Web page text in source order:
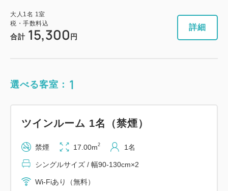
大人 1 名 1 室
税・手数料込
合計 15,300円
詳細
選べる客室： 1
ツインルーム 1名（禁煙）
禁煙 17.00m2 1名
シングルサイズ / 幅90-130cm×2
Wi-Fiあり（無料）